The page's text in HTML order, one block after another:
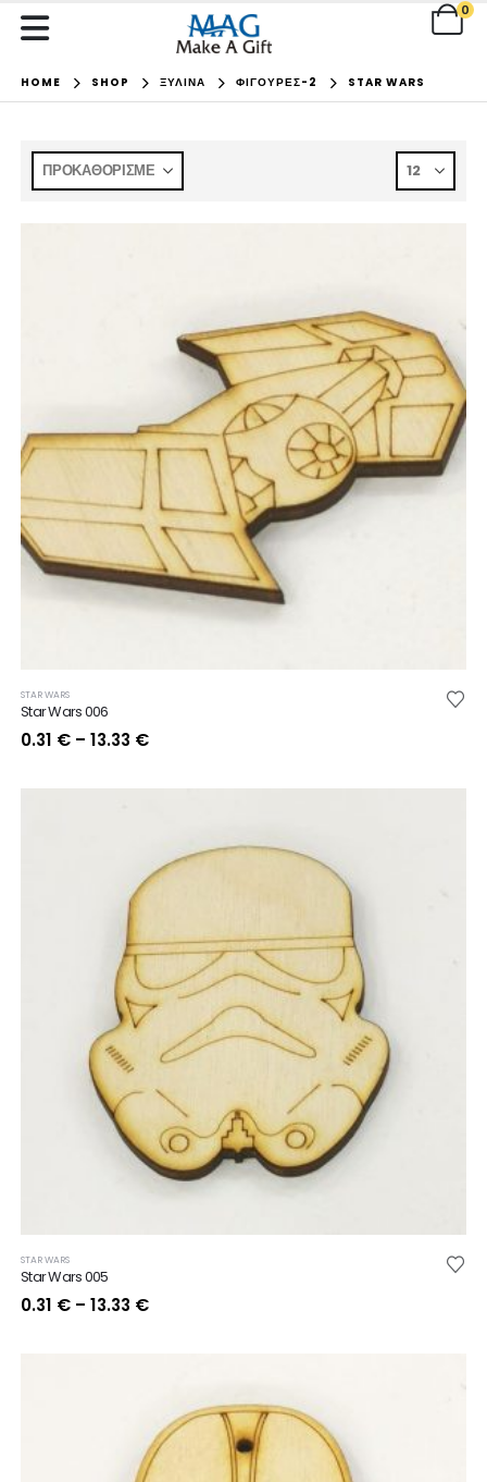
0
HOME SHOP ΞΥΛΙΝΑ ΦΙΓΟΥΡΕΣ-2 STAR WARS
STAR WARS
Star Wars 006
0.31 € – 13.33 €Price
through
STAR WARS
Star Wars 005
0.31 € – 13.33 €Price